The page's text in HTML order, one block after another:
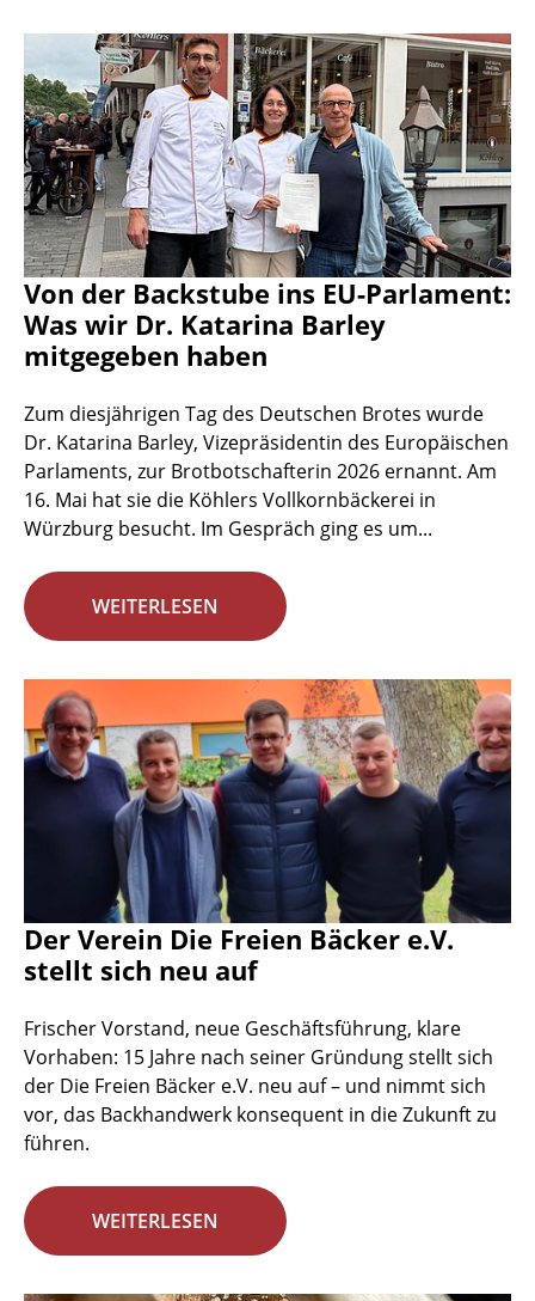
Von der Backstube ins EU-Parlament:
Was wir Dr. Katarina Barley
mitgegeben haben
Zum diesjährigen Tag des Deutschen Brotes wurde
Dr. Katarina Barley, Vizepräsidentin des Europäischen
Parlaments, zur Brotbotschafterin 2026 ernannt. Am
16. Mai hat sie die Köhlers Vollkornbäckerei in
Würzburg besucht. Im Gespräch ging es um...
WEITERLESEN
Der Verein Die Freien Bäcker e.V.
stellt sich neu auf
Frischer Vorstand, neue Geschäftsführung, klare
Vorhaben: 15 Jahre nach seiner Gründung stellt sich
der Die Freien Bäcker e.V. neu auf – und nimmt sich
vor, das Backhandwerk konsequent in die Zukunft zu
führen.
WEITERLESEN